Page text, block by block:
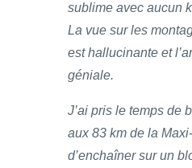
sublime avec aucun
La vue sur les
est hallucinante et
géniale.
J’ai pris le temps de
aux 83 km de la
d’enchaîner sur un